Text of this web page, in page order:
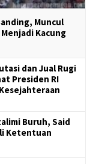
Muncul
Kacung
dan Jual Rugi
Presiden RI
Buruh, Said
Ketentuan